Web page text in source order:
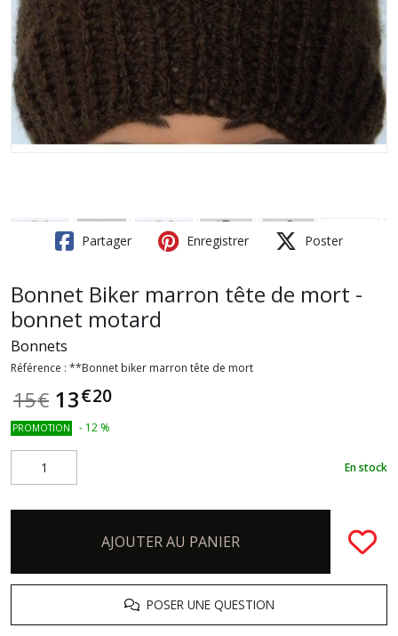
Partager Enregistrer Poster
Bonnet Biker marron tête de mort -
bonnet motard
Bonnets
Référence : **Bonnet biker marron tête de mort
15€ 13€20
PROMOTION - 12 %
En stock
AJOUTER AU PANIER
POSER UNE QUESTION